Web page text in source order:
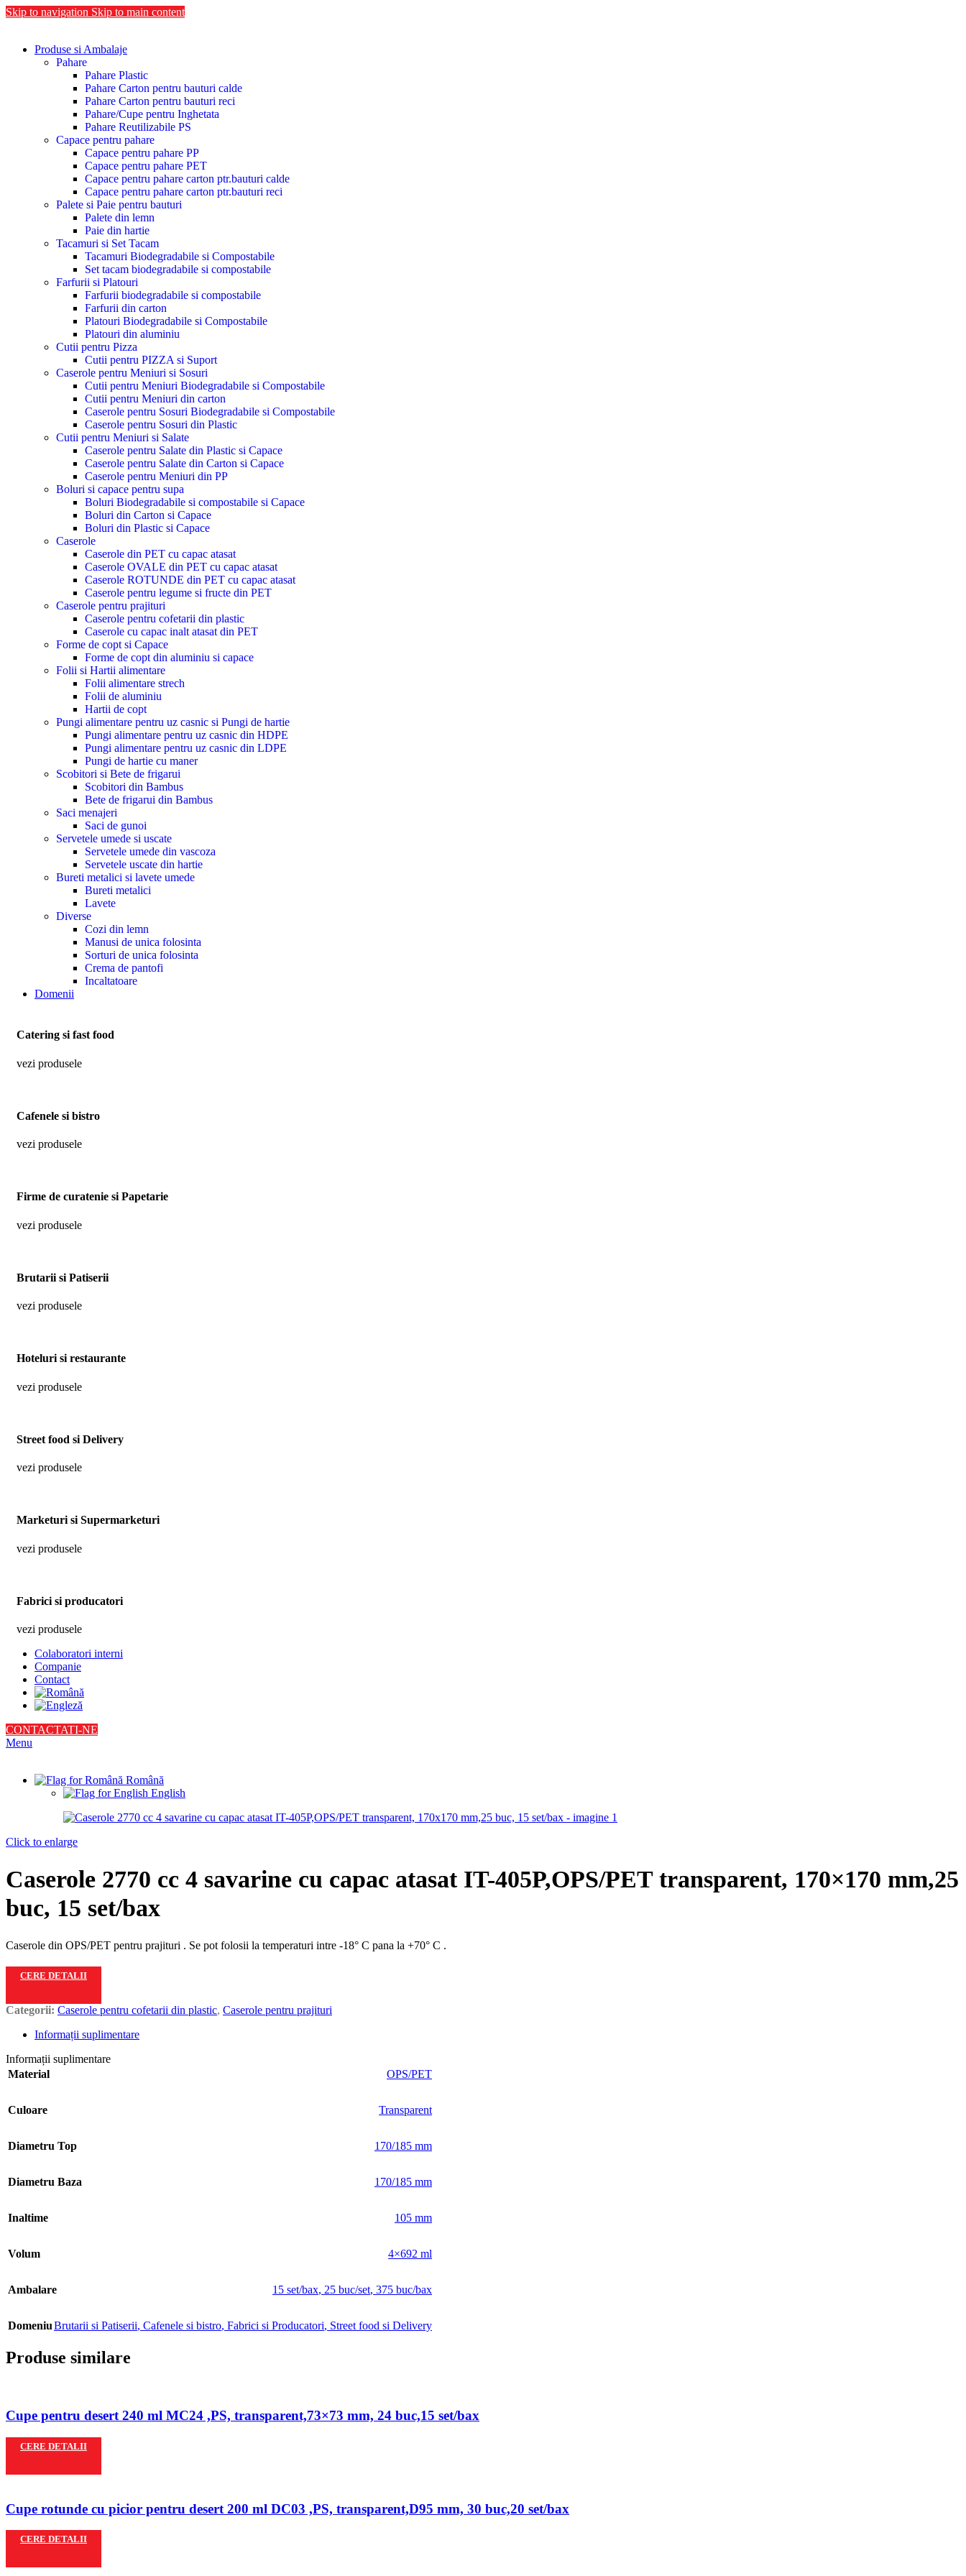
Skip to navigation Skip to main content
Produse si Ambalaje
Pahare
Pahare Plastic
Pahare Carton pentru bauturi calde
Pahare Carton pentru bauturi reci
Pahare/Cupe pentru Inghetata
Pahare Reutilizabile PS
Capace pentru pahare
Capace pentru pahare PP
Capace pentru pahare PET
Capace pentru pahare carton ptr.bauturi calde
Capace pentru pahare carton ptr.bauturi reci
Palete si Paie pentru bauturi
Palete din lemn
Paie din hartie
Tacamuri si Set Tacam
Tacamuri Biodegradabile si Compostabile
Set tacam biodegradabile si compostabile
Farfurii si Platouri
Farfurii biodegradabile si compostabile
Farfurii din carton
Platouri Biodegradabile si Compostabile
Platouri din aluminiu
Cutii pentru Pizza
Cutii pentru PIZZA si Suport
Caserole pentru Meniuri si Sosuri
Cutii pentru Meniuri Biodegradabile si Compostabile
Cutii pentru Meniuri din carton
Caserole pentru Sosuri Biodegradabile si Compostabile
Caserole pentru Sosuri din Plastic
Cutii pentru Meniuri si Salate
Caserole pentru Salate din Plastic si Capace
Caserole pentru Salate din Carton si Capace
Caserole pentru Meniuri din PP
Boluri si capace pentru supa
Boluri Biodegradabile si compostabile si Capace
Boluri din Carton si Capace
Boluri din Plastic si Capace
Caserole
Caserole din PET cu capac atasat
Caserole OVALE din PET cu capac atasat
Caserole ROTUNDE din PET cu capac atasat
Caserole pentru legume si fructe din PET
Caserole pentru prajituri
Caserole pentru cofetarii din plastic
Caserole cu capac inalt atasat din PET
Forme de copt si Capace
Forme de copt din aluminiu si capace
Folii si Hartii alimentare
Folii alimentare strech
Folii de aluminiu
Hartii de copt
Pungi alimentare pentru uz casnic si Pungi de hartie
Pungi alimentare pentru uz casnic din HDPE
Pungi alimentare pentru uz casnic din LDPE
Pungi de hartie cu maner
Scobitori si Bete de frigarui
Scobitori din Bambus
Bete de frigarui din Bambus
Saci menajeri
Saci de gunoi
Servetele umede si uscate
Servetele umede din vascoza
Servetele uscate din hartie
Bureti metalici si lavete umede
Bureti metalici
Lavete
Diverse
Cozi din lemn
Manusi de unica folosinta
Sorturi de unica folosinta
Crema de pantofi
Incaltatoare
Domenii
Catering si fast food
vezi produsele
Cafenele si bistro
vezi produsele
Firme de curatenie si Papetarie
vezi produsele
Brutarii si Patiserii
vezi produsele
Hoteluri si restaurante
vezi produsele
Street food si Delivery
vezi produsele
Marketuri si Supermarketuri
vezi produsele
Fabrici si producatori
vezi produsele
Colaboratori interni
Companie
Contact
CONTACTATI-NE
Menu
Română
English
Click to enlarge
Caserole 2770 cc 4 savarine cu capac atasat IT-405P,OPS/PET transparent, 170×170 mm,25
buc, 15 set/bax
Caserole din OPS/PET pentru prajituri . Se pot folosii la temperaturi intre -18° C pana la +70° C .
CERE DETALII
Categorii: Caserole pentru cofetarii din plastic, Caserole pentru prajituri
Informații suplimentare
Informații suplimentare
Material
OPS/PET
Culoare Transparent
Diametru Top 170/185 mm
Diametru Baza 170/185 mm
Inaltime 105 mm
Volum 4×692 ml
Ambalare 15 set/bax, 25 buc/set, 375 buc/bax
DomeniuBrutarii si Patiserii, Cafenele si bistro, Fabrici si Producatori, Street food si Delivery
Produse similare
Cupe pentru desert 240 ml MC24 ,PS, transparent,73×73 mm, 24 buc,15 set/bax
CERE DETALII
Cupe rotunde cu picior pentru desert 200 ml DC03 ,PS, transparent,D95 mm, 30 buc,20 set/bax
CERE DETALII